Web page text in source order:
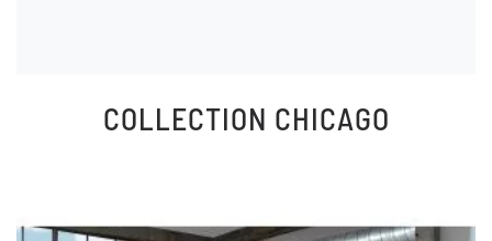
COLLECTION CHICAGO